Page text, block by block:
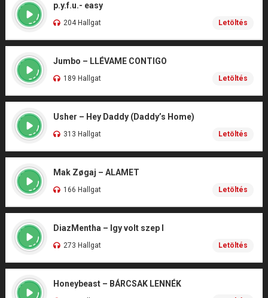
p.y.f.u.- easy
204 Hallgat Letöltés
Jumbo – LLÉVAME CONTIGO
189 Hallgat Letöltés
Usher – Hey Daddy (Daddy’s Home)
313 Hallgat Letöltés
Mak Zøgaj – ALAMET
166 Hallgat Letöltés
DiazMentha – Igy volt szep I
273 Hallgat Letöltés
Honeybeast – BÁRCSAK LENNÉK